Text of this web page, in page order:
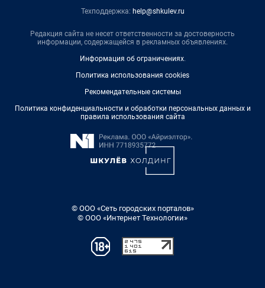
Техподдержка: help@shkulev.ru
Редакция сайта не несет ответственности за достоверность
информации, содержащейся в рекламных объявлениях.
Информация об ограничениях.
Политика использования cookies
Рекомендательные системы
Политика конфиденциальности и обработки персональных данных и
правила использования сайта
© ООО «Сеть городских порталов»
© ООО «Интернет Технологии»